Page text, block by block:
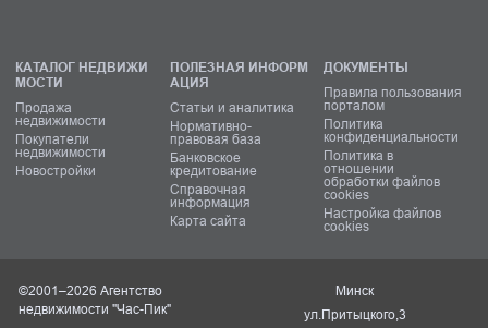
КАТАЛОГ НЕДВИЖИ
МОСТИ
Продажа
недвижимости
Покупатели
недвижимости
Новостройки
ПОЛЕЗНАЯ ИНФОРМ
АЦИЯ
Статьи и аналитика
Нормативно-
правовая база
Банковское
кредитование
Справочная
информация
Карта сайта
ДОКУМЕНТЫ
Правила пользования
порталом
Политика
конфиденциальности
Политика в
отношении
обработки файлов
cookies
Настройка файлов
cookies
©2001–2026 Агентство
недвижимости "Час-Пик"
Минск
ул.Притыцкого,3